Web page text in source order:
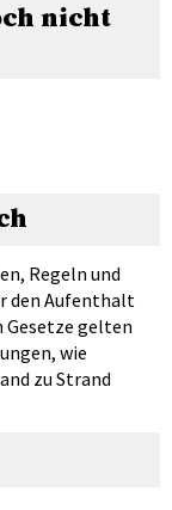
nicht
Regeln und
den Aufenthalt
Gesetze gelten
wie
zu Strand